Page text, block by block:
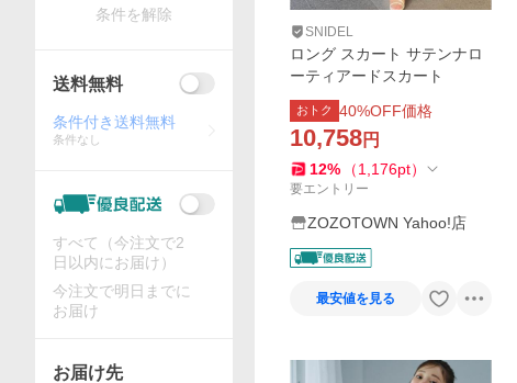
SNIDEL
ロング スカート サテンナロ
ーティアードスカート
おトク 40%OFF価格
10,758円
12% （1,176pt）
要エントリー
ZOZOTOWN Yahoo!店
最安値を見る
条件を解除
送料無料
条件付き送料無料
条件なし
すべて（今注文で2
日以内にお届け）
今注文で明日までに
お届け
お届け先